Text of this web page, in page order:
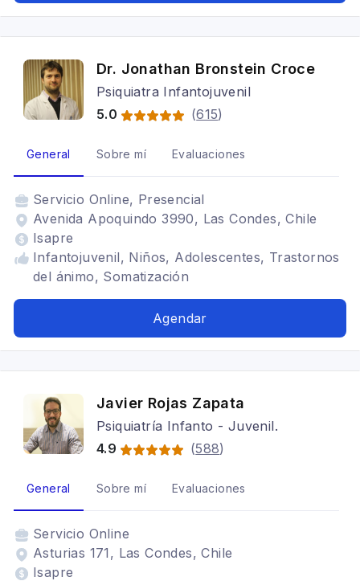
Dr. Jonathan Bronstein Croce
Psiquiatra Infantojuvenil
5.0
(615)
General Sobre mí Evaluaciones
Servicio Online, Presencial
Avenida Apoquindo 3990, Las Condes, Chile
Isapre
Infantojuvenil, Niños, Adolescentes, Trastornos
del ánimo, Somatización
Agendar
Javier Rojas Zapata
Psiquiatría Infanto - Juvenil.
4.9
(588)
General Sobre mí Evaluaciones
Servicio Online
Asturias 171, Las Condes, Chile
Isapre